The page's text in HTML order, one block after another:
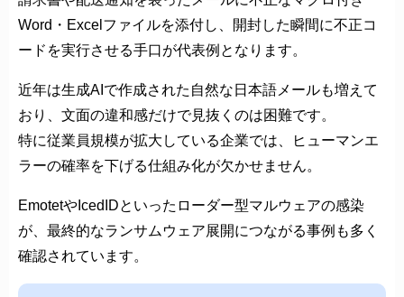
Word・Excelファイルを添付し、開封した瞬間に不正コ
ードを実行させる手口が代表例となります。
近年は生成AIで作成された自然な日本語メールも増えて
おり、文面の違和感だけで見抜くのは困難です。
特に従業員規模が拡大している企業では、ヒューマンエ
ラーの確率を下げる仕組み化が欠かせません。
EmotetやIcedIDといったローダー型マルウェアの感染
が、最終的なランサムウェア展開につながる事例も多く
確認されています。